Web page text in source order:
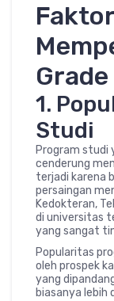
Grade
1.
Studi
Program studi
cenderung
terjadi karena
persaingan
Kedokteran,
di universitas
yang sangat
Popularitas
oleh prospek
yang
biasanya lebih